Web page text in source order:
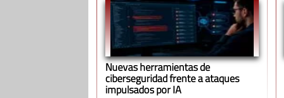
Nuevas herramientas de
ciberseguridad frente a ataques
impulsados por IA